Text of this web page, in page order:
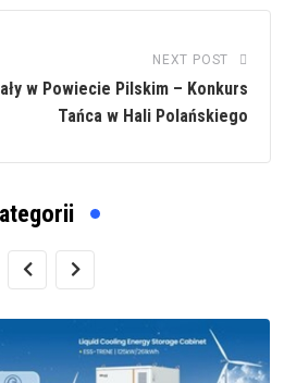
NEXT POST
w Powiecie Pilskim – Konkurs
Tańca w Hali Polańskiego